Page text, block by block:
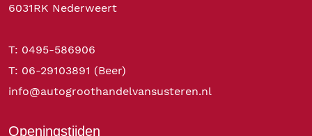
6031RK Nederweert
T: 0495-586906
T: 06-29103891 (Beer)
info@autogroothandelvansusteren.nl
Openingstijden